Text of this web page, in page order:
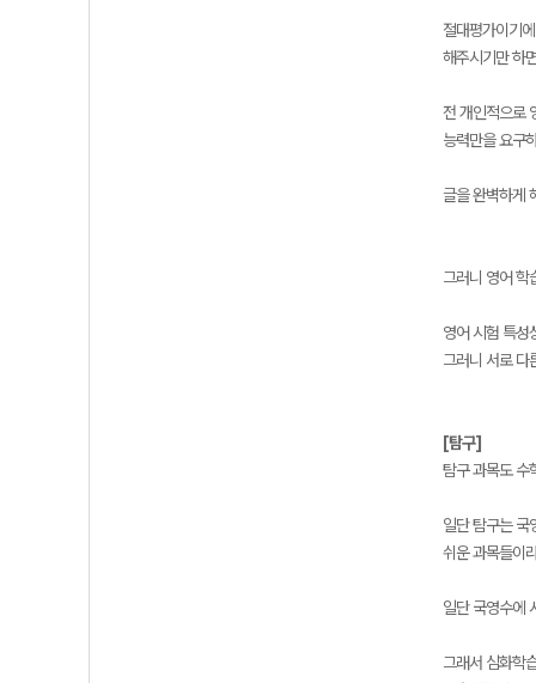
절대평가이기
해주시기만 하
전 개인적으로
능력만을 요구
글을 완벽하게
그러니 영어 학
영어 시험 특성
그러니 서로 다
[탐구]
탐구 과목도 수
일단 탐구는 국
쉬운 과목들이
일단 국영수에
그래서 심화학